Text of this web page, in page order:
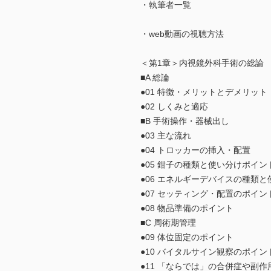
・執筆者一覧
・web動画の視聴方法
＜第1章＞内視鏡外科手術の総論
■A 総論
●01 特徴・メリットとデメリット
●02 しくみと適応
■B 手術操作・器械出し
●03 主な流れ
●04 トロッカーの挿入・配置
●05 鉗子の種類と使い分けポイン
●06 エネルギーデバイスの種類と
●07 セッティング・配置のポイン
●08 物品準備のポイント
■C 周術期管理
●09 体位固定のポイント
●10 バイタルサイン観察のポイン
●11 「ならでは」の合併症や副作